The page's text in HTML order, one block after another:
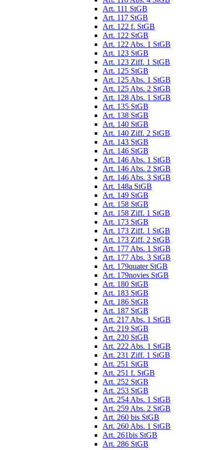
Art. 111 StGB
Art. 117 StGB
Art. 122 f. StGB
Art. 122 StGB
Art. 122 Abs. 1 StGB
Art. 123 StGB
Art. 123 Ziff. 1 StGB
Art. 125 StGB
Art. 125 Abs. 1 StGB
Art. 125 Abs. 2 StGB
Art. 128 Abs. 1 StGB
Art. 135 StGB
Art. 138 StGB
Art. 140 StGB
Art. 140 Ziff. 2 StGB
Art. 143 StGB
Art. 146 StGB
Art. 146 Abs. 1 StGB
Art. 146 Abs. 2 StGB
Art. 146 Abs. 3 StGB
Art. 148a StGB
Art. 149 StGB
Art. 158 StGB
Art. 158 Ziff. 1 StGB
Art. 173 StGB
Art. 173 Ziff. 1 StGB
Art. 173 Ziff. 2 StGB
Art. 177 Abs. 1 StGB
Art. 177 Abs. 3 StGB
Art. 179quater StGB
Art. 179novies StGB
Art. 180 StGB
Art. 183 StGB
Art. 186 StGB
Art. 187 StGB
Art. 217 Abs. 1 StGB
Art. 219 StGB
Art. 220 StGB
Art. 222 Abs. 1 StGB
Art. 231 Ziff. 1 StGB
Art. 251 StGB
Art. 251 f. StGB
Art. 252 StGB
Art. 253 StGB
Art. 254 Abs. 1 StGB
Art. 259 Abs. 2 StGB
Art. 260 bis StGB
Art. 260 Abs. 1 StGB
Art. 261bis StGB
Art. 286 StGB